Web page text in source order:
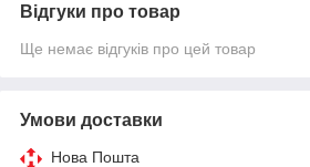
Відгуки про товар
Ще немає відгуків про цей товар
Умови доставки
Нова Пошта